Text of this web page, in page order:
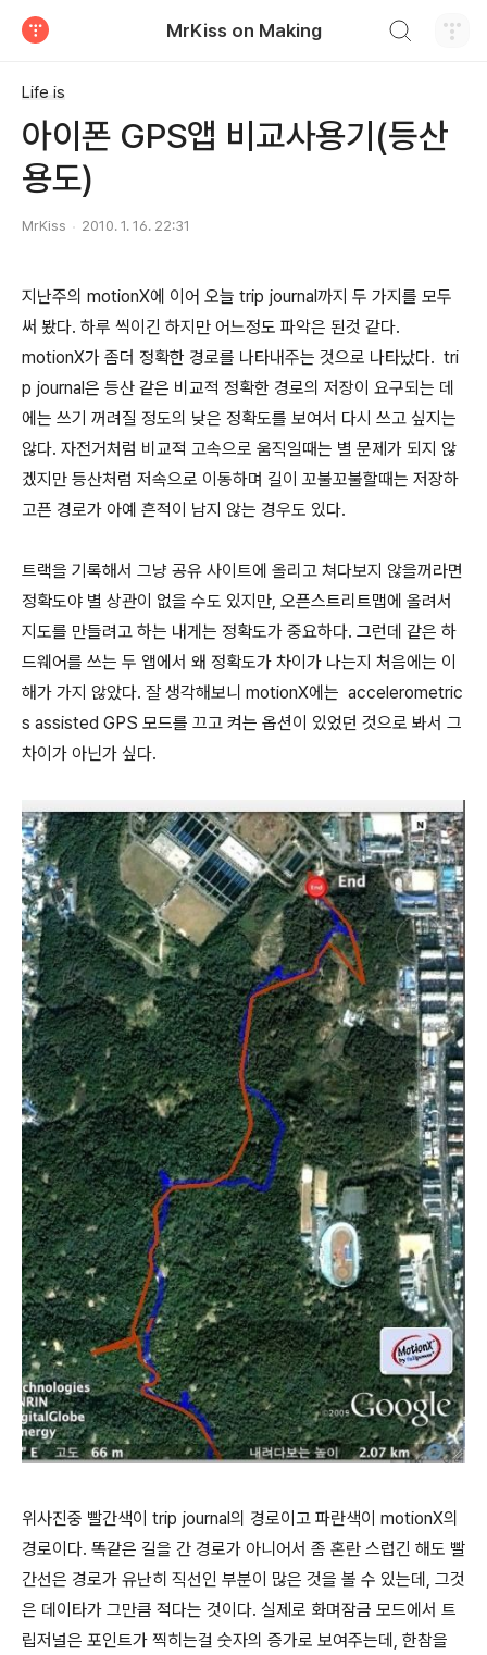
MrKiss on Making
Life is
아이폰 GPS앱 비교사용기(등산
용도)
MrKiss 2010. 1. 16. 22:31
지난주의 motionX에 이어 오늘 trip journal까지 두 가지를 모두
써 봤다. 하루 씩이긴 하지만 어느정도 파악은 된것 같다.
motionX가 좀더 정확한 경로를 나타내주는 것으로 나타났다. tri
p journal은 등산 같은 비교적 정확한 경로의 저장이 요구되는 데
에는 쓰기 꺼려질 정도의 낮은 정확도를 보여서 다시 쓰고 싶지는
않다. 자전거처럼 비교적 고속으로 움직일때는 별 문제가 되지 않
겠지만 등산처럼 저속으로 이동하며 길이 꼬불꼬불할때는 저장하
고픈 경로가 아예 흔적이 남지 않는 경우도 있다.
트랙을 기록해서 그냥 공유 사이트에 올리고 쳐다보지 않을꺼라면
정확도야 별 상관이 없을 수도 있지만, 오픈스트리트맵에 올려서
지도를 만들려고 하는 내게는 정확도가 중요하다. 그런데 같은 하
드웨어를 쓰는 두 앱에서 왜 정확도가 차이가 나는지 처음에는 이
해가 가지 않았다. 잘 생각해보니 motionX에는 accelerometric
s assisted GPS 모드를 끄고 켜는 옵션이 있었던 것으로 봐서 그
차이가 아닌가 싶다.
위사진중 빨간색이 trip journal의 경로이고 파란색이 motionX의
경로이다. 똑같은 길을 간 경로가 아니어서 좀 혼란 스럽긴 해도 빨
간선은 경로가 유난히 직선인 부분이 많은 것을 볼 수 있는데, 그것
은 데이타가 그만큼 적다는 것이다. 실제로 화며잠금 모드에서 트
립저널은 포인트가 찍히는걸 숫자의 증가로 보여주는데, 한참을